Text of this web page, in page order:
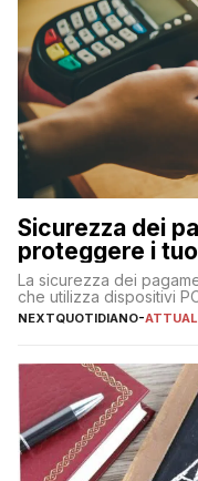
Sicurezza dei
proteggere i
La sicurezza dei
che utilizza dispositivi
NEXTQUOTIDIANO-